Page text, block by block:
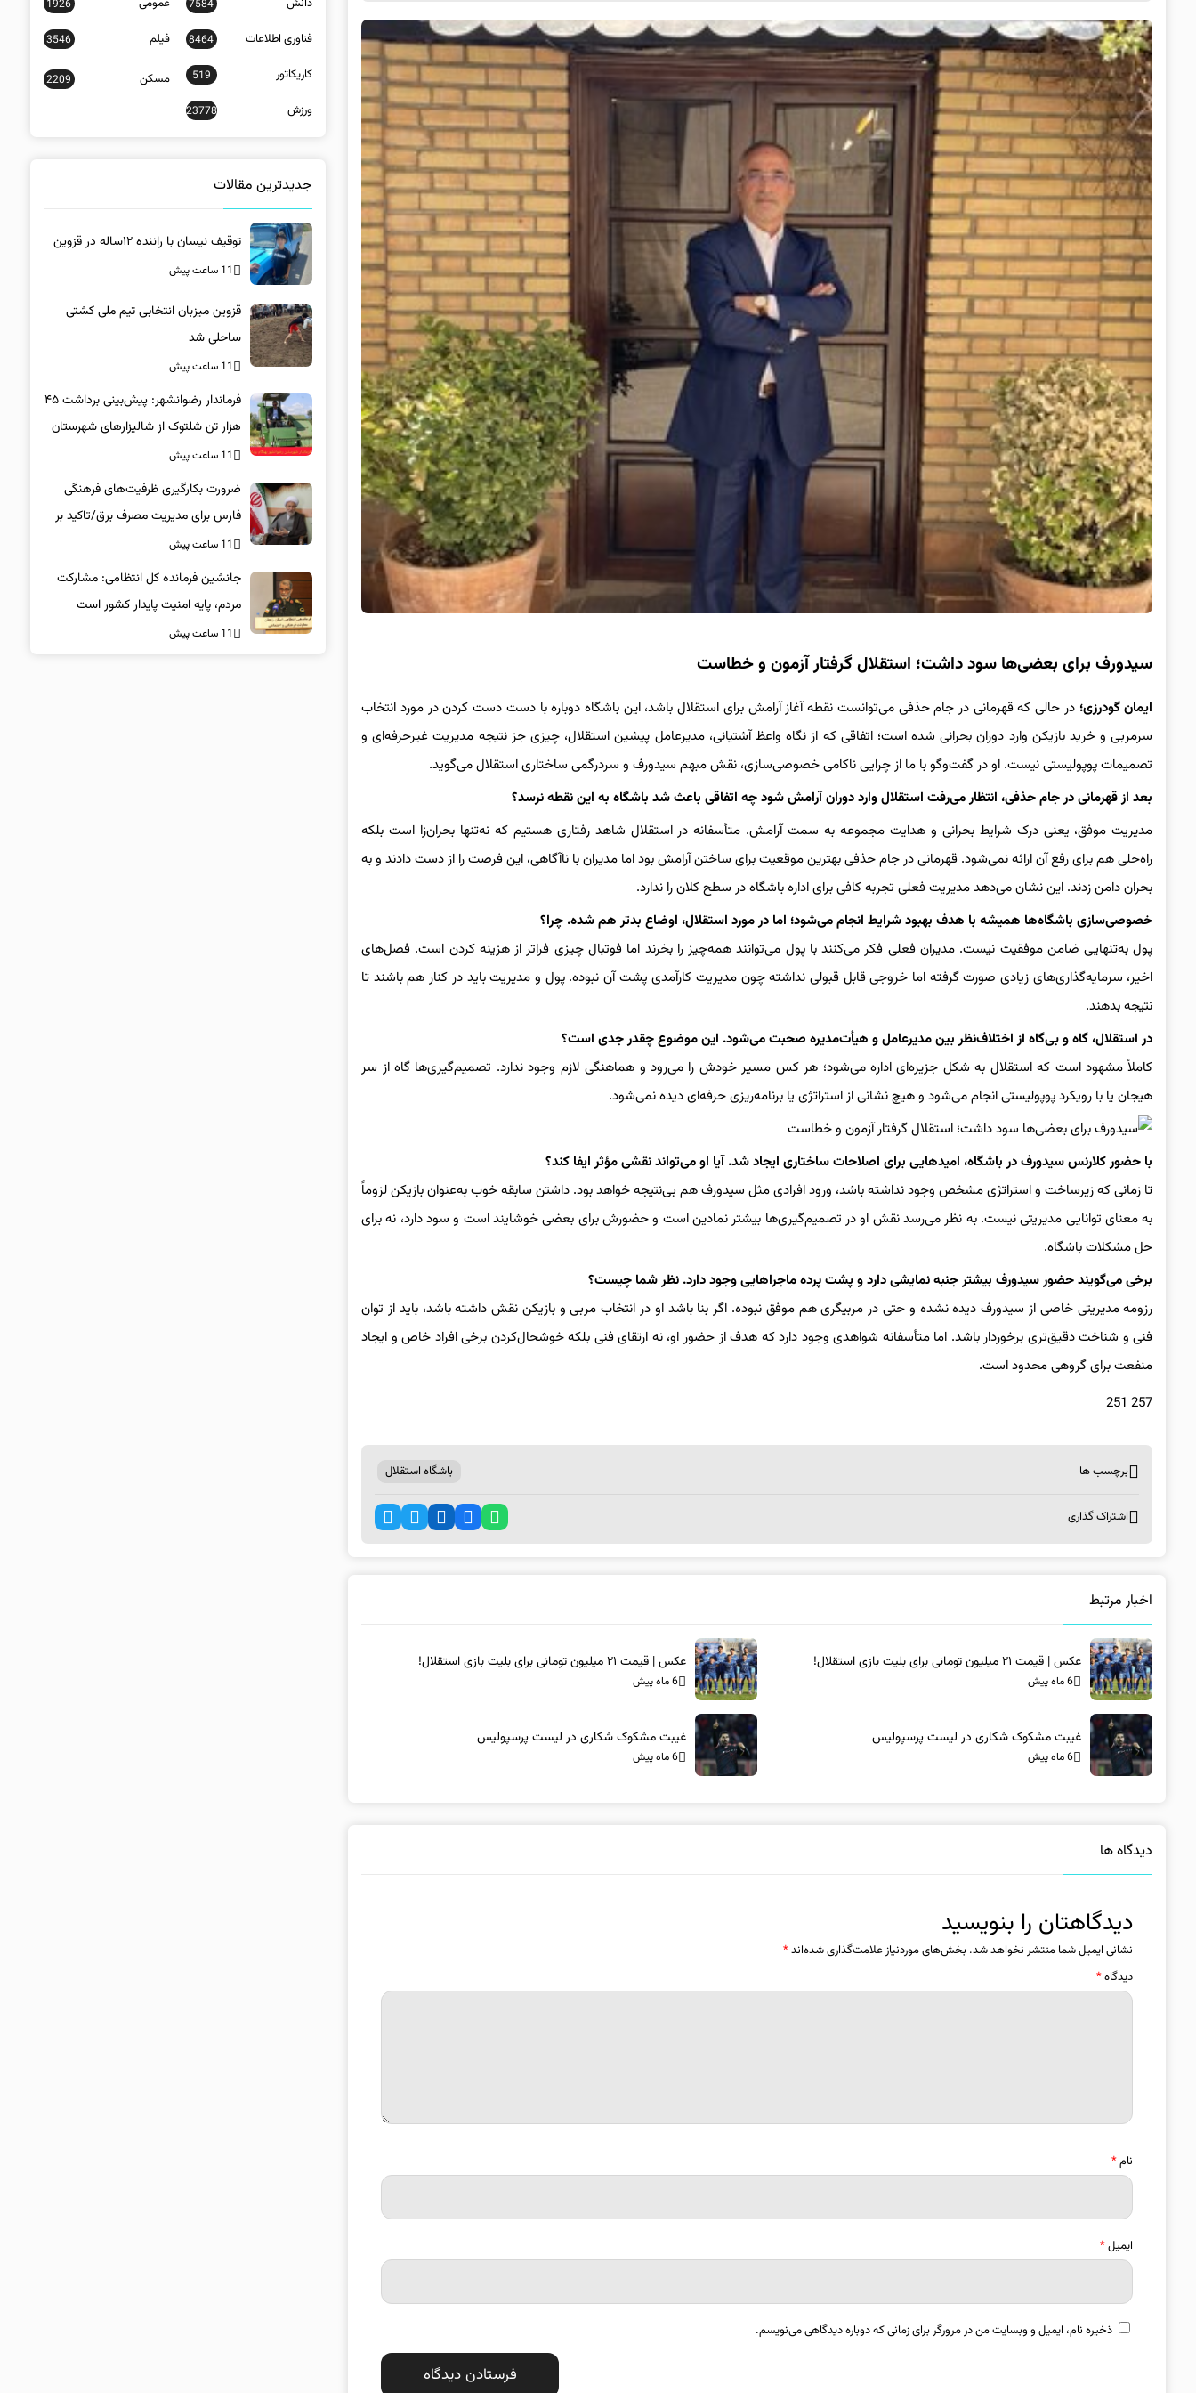
سیدورف برای بعضی‌ها سود داشت؛ استقلال گرفتار آزمون و خطاست
ایمان گودرزی؛در حالی‌ که قهرمانی در جام حذفی می‌توانست نقطه آغاز آرامش برای استقلال باشد، این باشگاه دوباره با دست دست کردن در مورد انتخاب
سرمربی و خرید بازیکن وارد دوران بحرانی شده است؛ اتفاقی که از نگاه واعظ آشتیانی، مدیرعامل پیشین استقلال، چیزی جز نتیجه مدیریت غیرحرفه‌ای و
تصمیمات پوپولیستی نیست. او در گفت‌وگو با ما از چرایی ناکامی خصوصی‌سازی، نقش مبهم سیدورف و سردرگمی ساختاری استقلال می‌گوید.
بعد از قهرمانی در جام حذفی، انتظار می‌رفت استقلال وارد دوران آرامش شود چه اتفاقی باعث شد باشگاه به این نقطه نرسد؟
مدیریت موفق، یعنی درک شرایط بحرانی و هدایت مجموعه به سمت آرامش. متأسفانه در استقلال شاهد رفتاری هستیم که نه‌تنها بحران‌زا است بلکه
راه‌حلی هم برای رفع آن ارائه نمی‌شود. قهرمانی در جام حذفی بهترین موقعیت برای ساختن آرامش بود اما مدیران با ناآگاهی، این فرصت را از دست دادند و به
بحران دامن زدند. این نشان می‌دهد مدیریت فعلی تجربه کافی برای اداره باشگاه در سطح کلان را ندارد.
خصوصی‌سازی باشگاه‌ها همیشه با هدف بهبود شرایط انجام می‌شود؛ اما در مورد استقلال، اوضاع بدتر هم شده. چرا؟
پول به‌تنهایی ضامن موفقیت نیست. مدیران فعلی فکر می‌کنند با پول می‌توانند همه‌چیز را بخرند اما فوتبال چیزی فراتر از هزینه کردن است. فصل‌های
اخیر، سرمایه‌گذاری‌های زیادی صورت گرفته اما خروجی قابل قبولی نداشته چون مدیریت کارآمدی پشت آن نبوده. پول و مدیریت باید در کنار هم باشند تا
نتیجه بدهند.
در استقلال، گاه و بی‌گاه از اختلاف‌نظر بین مدیرعامل و هیأت‌مدیره صحبت می‌شود. این موضوع چقدر جدی است؟
کاملاً مشهود است که استقلال به شکل جزیره‌ای اداره می‌شود؛ هر کس مسیر خودش را می‌رود و هماهنگی لازم وجود ندارد. تصمیم‌گیری‌ها گاه از سر
هیجان یا با رویکرد پوپولیستی انجام می‌شود و هیچ نشانی از استراتژی یا برنامه‌ریزی حرفه‌ای دیده نمی‌شود.
با حضور کلارنس سیدورف در باشگاه، امیدهایی برای اصلاحات ساختاری ایجاد شد. آیا او می‌تواند نقشی مؤثر ایفا کند؟
تا زمانی که زیرساخت و استراتژی مشخص وجود نداشته باشد، ورود افرادی مثل سیدورف هم بی‌نتیجه خواهد بود. داشتن سابقه خوب به‌عنوان بازیکن لزوماً
به معنای توانایی مدیریتی نیست. به نظر می‌رسد نقش او در تصمیم‌گیری‌ها بیشتر نمادین است و حضورش برای بعضی خوشایند است و سود دارد، نه برای
حل مشکلات باشگاه.
برخی می‌گویند حضور سیدورف بیشتر جنبه نمایشی دارد و پشت پرده ماجراهایی وجود دارد. نظر شما چیست؟
رزومه مدیریتی خاصی از سیدورف دیده نشده و حتی در مربیگری هم موفق نبوده. اگر بنا باشد او در انتخاب مربی و بازیکن نقش داشته باشد، باید از توان
فنی و شناخت دقیق‌تری برخوردار باشد. اما متأسفانه شواهدی وجود دارد که هدف از حضور او، نه ارتقای فنی بلکه خوشحال‌کردن برخی افراد خاص و ایجاد
منفعت برای گروهی محدود است.
257 251
برچسب ها باشگاه استقلال
اشتراک گذاری
اخبار مرتبط
عکس | قیمت ۲۱ میلیون تومانی برای بلیت بازی استقلال!
6 ماه پیش
عکس | قیمت ۲۱ میلیون تومانی برای بلیت بازی استقلال!
6 ماه پیش
غیبت مشکوک شکاری در لیست پرسپولیس
6 ماه پیش
غیبت مشکوک شکاری در لیست پرسپولیس
6 ماه پیش
دیدگاه ها
دیدگاهتان را بنویسید
نشانی ایمیل شما منتشر نخواهد شد. بخش‌های موردنیاز علامت‌گذاری شده‌اند*
دیدگاه*
نام*
ایمیل*
ذخیره نام، ایمیل و وبسایت من در مرورگر برای زمانی که دوباره دیدگاهی می‌نویسم.
7584
1926
فناوری اطلاعات 8464 فیلم 3546
کاریکاتور 519 مسکن 2209
ورزش 23778
جدیدترین مقالات
توقیف نیسان با راننده ۱۲ساله در قزوین
11 ساعت پیش
قزوین میزبان انتخابی تیم ملی کشتی
ساحلی شد
11 ساعت پیش
فرماندار رضوانشهر: پیش‌بینی برداشت ۴۵
هزار تن شلتوک از شالیزارهای شهرستان
11 ساعت پیش
ضرورت بکارگیری ظرفیت‌های فرهنگی
فارس برای مدیریت مصرف برق/تاکید بر
همراهی همگانی در پویش ۲۵ درجه
11 ساعت پیش
جانشین فرمانده کل انتظامی: مشارکت
مردم، پایه امنیت پایدار کشور است
11 ساعت پیش